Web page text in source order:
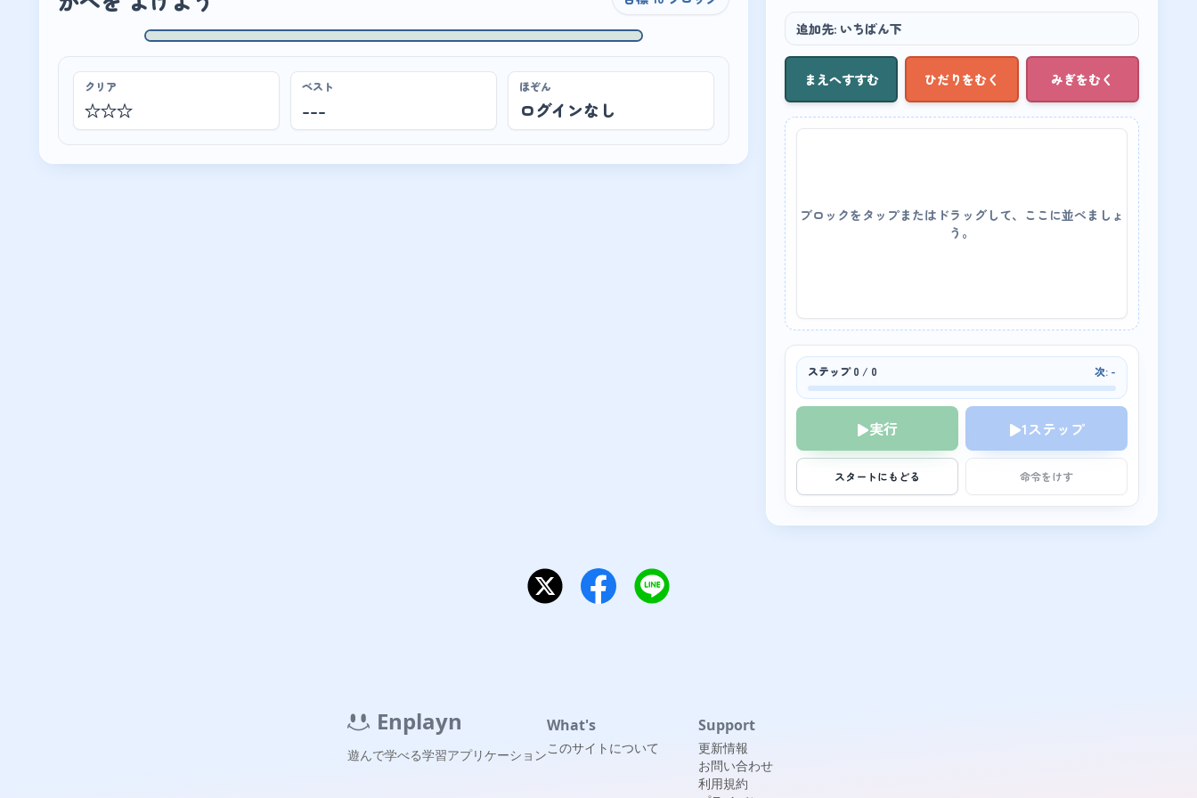
★
★
クリア
☆☆☆
ベスト
---
ほぞん
ログインなし
追加先: いちばん下
まえへすすむ ひだりをむく みぎをむく
ブロックをタップまたはドラッグして、ここに並べましょ
う。
ステップ0 / 0 次: -
実行 1ステップ
スタートにもどる 命令をけす
Enplayn
遊んで学べる学習アプリケーション
What's
このサイトについて
Support
更新情報
お問い合わせ
利用規約